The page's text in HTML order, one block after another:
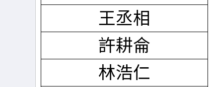
王丞相
許耕侖
林浩仁